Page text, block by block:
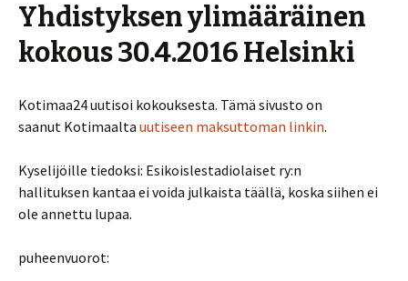
Yhdistyksen ylimääräinen
kokous 30.4.2016 Helsinki
Kotimaa24 uutisoi kokouksesta. Tämä sivusto on
saanut Kotimaalta uutiseen maksuttoman linkin.
Kyselijöille tiedoksi: Esikoislestadiolaiset ry:n
hallituksen kantaa ei voida julkaista täällä, koska siihen ei
ole annettu lupaa.
puheenvuorot: